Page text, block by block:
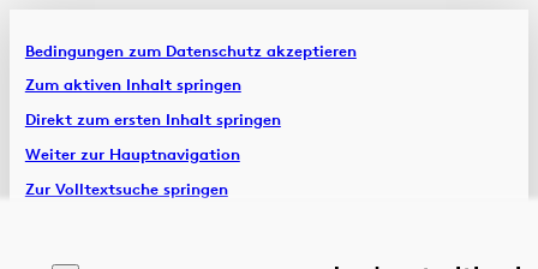
Bedingungen zum Datenschutz akzeptieren
Zum aktiven Inhalt springen
Direkt zum ersten Inhalt springen
Weiter zur Hauptnavigation
Zur Volltextsuche springen
Artikel & Dossiers
Chronik